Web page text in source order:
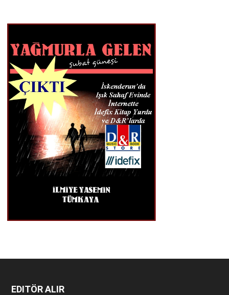
EDITÖR ALIR